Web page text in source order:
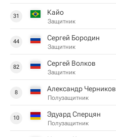
31 Кайо
Защитник
44 Сергей Бородин
Защитник
82 Сергей Волков
Защитник
8 Александр Черников
Полузащитник
10 Эдуард Сперцян
Полузащитник